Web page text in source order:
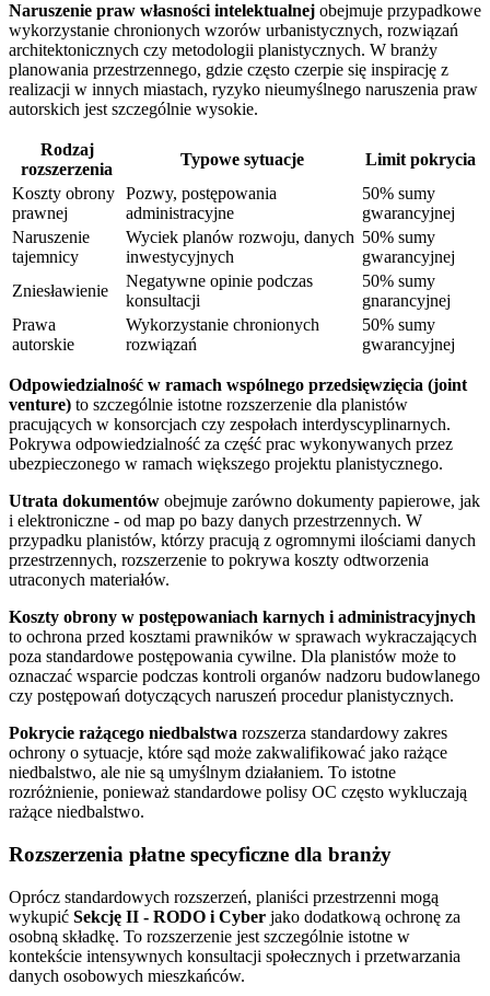
Naruszenie praw własności intelektualnej obejmuje przypadkowe
wykorzystanie chronionych wzorów urbanistycznych, rozwiązań
architektonicznych czy metodologii planistycznych. W branży
planowania przestrzennego, gdzie często czerpie się inspirację z
realizacji w innych miastach, ryzyko nieumyślnego naruszenia praw
autorskich jest szczególnie wysokie.
Rodzaj
rozszerzenia
Typowe sytuacje
Limit pokrycia
Koszty obrony
prawnej
Pozwy, postępowania
administracyjne
50% sumy
gwarancyjnej
Naruszenie
tajemnicy
Wyciek planów rozwoju, danych
inwestycyjnych
50% sumy
gwarancyjnej
Zniesławienie
Negatywne opinie podczas
konsultacji
50% sumy
gnarancyjnej
Prawa
autorskie
Wykorzystanie chronionych
rozwiązań
50% sumy
gwarancyjnej
Odpowiedzialność w ramach wspólnego przedsięwzięcia (joint
venture) to szczególnie istotne rozszerzenie dla planistów
pracujących w konsorcjach czy zespołach interdyscyplinarnych.
Pokrywa odpowiedzialność za część prac wykonywanych przez
ubezpieczonego w ramach większego projektu planistycznego.
Utrata dokumentów obejmuje zarówno dokumenty papierowe, jak
i elektroniczne - od map po bazy danych przestrzennych. W
przypadku planistów, którzy pracują z ogromnymi ilościami danych
przestrzennych, rozszerzenie to pokrywa koszty odtworzenia
utraconych materiałów.
Koszty obrony w postępowaniach karnych i administracyjnych
to ochrona przed kosztami prawników w sprawach wykraczających
poza standardowe postępowania cywilne. Dla planistów może to
oznaczać wsparcie podczas kontroli organów nadzoru budowlanego
czy postępowań dotyczących naruszeń procedur planistycznych.
Pokrycie rażącego niedbalstwa rozszerza standardowy zakres
ochrony o sytuacje, które sąd może zakwalifikować jako rażące
niedbalstwo, ale nie są umyślnym działaniem. To istotne
rozróżnienie, ponieważ standardowe polisy OC często wykluczają
rażące niedbalstwo.
Rozszerzenia płatne specyficzne dla branży
Oprócz standardowych rozszerzeń, planiści przestrzenni mogą
wykupić Sekcję II - RODO i Cyber jako dodatkową ochronę za
osobną składkę. To rozszerzenie jest szczególnie istotne w
kontekście intensywnych konsultacji społecznych i przetwarzania
danych osobowych mieszkańców.